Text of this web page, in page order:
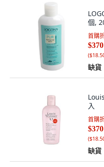
個,
首購
$370
(
缺貨
入
首購
$370
(
缺貨